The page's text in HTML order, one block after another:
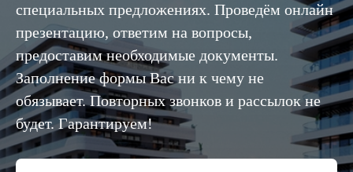
специальных предложениях. Проведём онлайн
презентацию, ответим на вопросы,
предоставим необходимые документы.
Заполнение формы Вас ни к чему не
обязывает. Повторных звонков и рассылок не
будет. Гарантируем!